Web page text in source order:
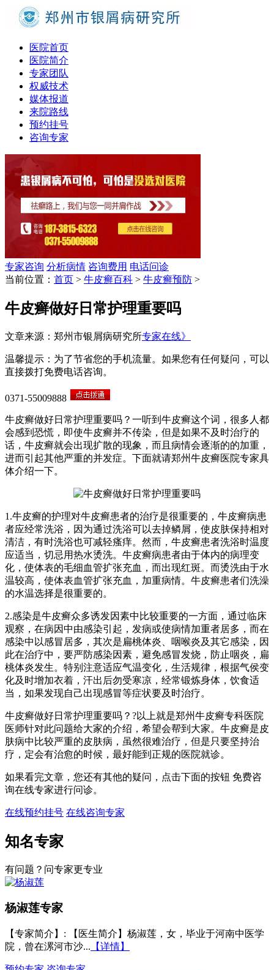
医院首页
医院简介
专家团队
权威技术
媒体报道
来院路线
预约挂号
咨询专家
专家咨询 分析病情 咨询费用 电话问诊
当前位置： 首页 > 牛皮癣百科 > 牛皮癣预防 >
牛皮癣做好日常护理重要吗
文章来源：郑州市银屑病研究所专家在线》
温馨提示：为了节省您的手机流量。如果您有任何疑问，可以
直接拨打免费电话咨询。
0371-55009888
牛皮癣做好日常护理重要吗？一听到牛皮癣这个词，很多人都
会感到恐慌，即使牛皮癣并不传染，但是如果不及时治疗的
话，牛皮癣就会出现扩散的现象，而且病情会逐渐的的加重，
进而引起其他严重的并发症。下面就请郑州牛皮癣医院专家具
体介绍一下。
1.牛皮癣的护理对牛皮癣患者的治疗是很重要的，牛皮癣病患
者应经常洗浴，因为通过洗浴可以去掉鳞屑，使皮肤保持相对
清洁，有时洗浴也可减轻瘙痒。然而，牛皮癣患者洗浴时温度
应适当，切忌用热水烫洗。牛皮癣病患者由于体内的病理变
化，使体表的毛细血管扩张充血，而出现红斑。而烫洗由于水
温较高，使体表血管扩张充血，加重病情。牛皮癣患者们洗澡
的水温选择是很重要的。
2.感染是牛皮癣众多诱发因素中比较重要的一方面，通过临床
观察，在病因中由感染引起，发病或使病情加重者居多，而在
感染中以感冒居多，其次是扁桃体炎、咽喉炎及其它感染，因
此在治疗中，要严防感染因素，避免感冒发烧，防止咽炎，扁
桃体炎发生。特别注意适应气温变化，生活规律，根据气侯变
化及时增加衣着，汗出后勿受寒凉，经常锻炼身体，饮食适
当，如果发现自己出现感冒等症状要及时治疗。
牛皮癣做好日常护理重要吗？?以上就是郑州牛皮癣专科医院
医师针对此问题给大家的介绍，希望会帮到大家。牛皮癣是皮
肤病中比较严重的皮肤病，虽然很难治疗，但是只要坚持治
疗，定会有治愈的时候，最好能到正规的医院就诊。
如果看完文章，您还有其他的疑问，点击下面的按钮 免费咨
询在线专家进行问诊。
在线预约挂号 在线咨询专家
知名专家
有问题？问专家更专业
杨淑莲专家
【专家简介】 : 【医生简介】杨淑莲，女，毕业于河南中医学
院，曾在漯河市沙... 【详情】